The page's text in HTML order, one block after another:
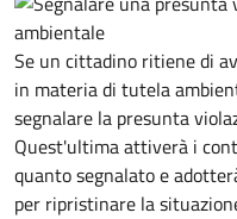
Se un cittadino ritiene di
in materia di tutela
segnalare la presunta
Quest'ultima attiverà i
quanto segnalato e
per ripristinare la